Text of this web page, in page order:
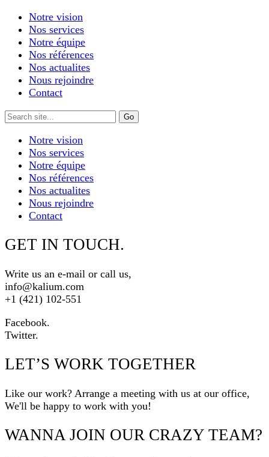
Notre vision
Nos services
Notre équipe
Nos références
Nos actualites
Nous rejoindre
Contact
Notre vision
Nos services
Notre équipe
Nos références
Nos actualites
Nous rejoindre
Contact
GET IN TOUCH.
Write us an e-mail or call us,
info@kalium.com
+1 (421) 102-551
Facebook.
Twitter.
LET’S WORK TOGETHER
Like our work? Arrange a meeting with us at our office,
We'll be happy to work with you!
WANNA JOIN OUR CRAZY TEAM?